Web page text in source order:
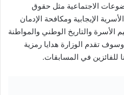
الاجتماعية مثل حقوق
الإيجابية ومكافحة الإدمان
الأسرة والتاريخ الوطني والمواطنة
تقدم الوزارة هدايا رمزية
في المسابقات.